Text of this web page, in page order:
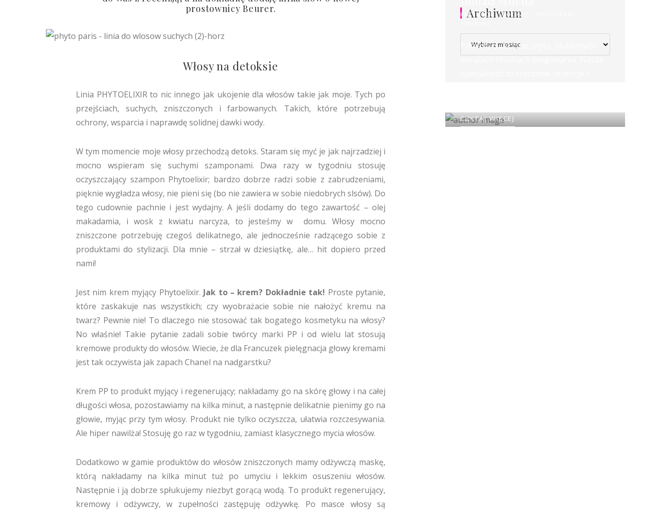
prostownicy Beurer.
Włosy na detoksie
Linia PHYTOELIXIR to nic innego jak ukojenie dla włosów takie jak moje. Tych po
przejściach, suchych, zniszczonych i farbowanych. Takich, które potrzebują
ochrony, wsparcia i naprawdę solidnej dawki wody.
W tym momencie moje włosy przechodzą detoks. Staram się myć je jak najrzadziej i
mocno wspieram się suchymi szamponami. Dwa razy w tygodniu stosuję
oczyszczający szampon Phytoelixir; bardzo dobrze radzi sobie z zabrudzeniami,
pięknie wygładza włosy, nie pieni się (bo nie zawiera w sobie niedobrych slsów). Do
tego cudownie pachnie i jest wydajny. A jeśli dodamy do tego zawartość – olej
makadamia, i wosk z kwiatu narcyza, to jesteśmy w domu. Włosy mocno
zniszczone potrzebuję czegoś delikatnego, ale jednocześnie radzącego sobie z
produktami do stylizacji. Dla mnie – strzał w dziesiątkę, ale… hit dopiero przed
nami!
Jest nim krem myjący Phytoelixir. Jak to – krem? Dokładnie tak! Proste pytanie,
które zaskakuje nas wszystkich; czy wyobrażacie sobie nie nałożyć kremu na
twarz? Pewnie nie! To dlaczego nie stosować tak bogatego kosmetyku na włosy?
No właśnie! Takie pytanie zadali sobie twórcy marki PP i od wielu lat stosują
kremowe produkty do włosów. Wiecie, że dla Francuzek pielęgnacja głowy kremami
jest tak oczywista jak zapach Chanel na nadgarstku?
Krem PP to produkt myjący i regenerujący; nakładamy go na skórę głowy i na całej
długości włosa, pozostawiamy na kilka minut, a następnie delikatnie pienimy go na
głowie, myjąc przy tym włosy. Produkt nie tylko oczyszcza, ułatwia rozczesywania.
Ale hiper nawilża! Stosuję go raz w tygodniu, zamiast klasycznego mycia włosów.
Dodatkowo w gamie produktów do włosów zniszczonych mamy odżywczą maskę,
którą nakładamy na kilka minut tuż po umyciu i lekkim osuszeniu włosów.
Następnie i ją dobrze spłukujemy niezbyt gorącą wodą. To produkt regenerujący,
kremowy i odżywczy, w zupełności zastępuję odżywkę. Po masce włosy są
Archiwum
Archiwum
FACEBOOK GOOGLE
Piszemy o urodzie, stylu, ulubionych
serialach i kulisach blogowania. Nasza
CZYTAJ WIĘCEJ